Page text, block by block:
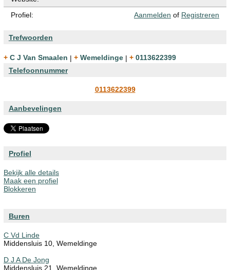
Profiel:
Aanmelden of Registreren
Trefwoorden
+ C J Van Smaalen | + Wemeldinge |
+ 0113622399
Telefoonnummer
0113622399
Aanbevelingen
Profiel
Bekijk alle details
Maak een profiel
Blokkeren
Buren
C Vd Linde
Middensluis 10, Wemeldinge
D J A De Jong
Middensluis 21, Wemeldinge